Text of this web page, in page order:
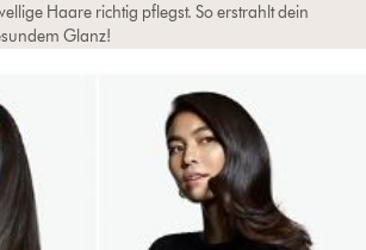
Haare richtig pflegst. So erstrahlt dein
Glanz!